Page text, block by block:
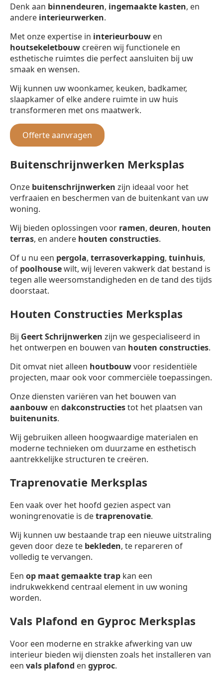
Denk aan binnendeuren, ingemaakte kasten, en
andere interieurwerken.
Met onze expertise in interieurbouw en
houtsekeletbouw creëren wij functionele en
esthetische ruimtes die perfect aansluiten bij uw
smaak en wensen.
Wij kunnen uw woonkamer, keuken, badkamer,
slaapkamer of elke andere ruimte in uw huis
transformeren met ons maatwerk.
Offerte aanvragen
Buitenschrijnwerken Merksplas
Onze buitenschrijnwerken zijn ideaal voor het
verfraaien en beschermen van de buitenkant van uw
woning.
Wij bieden oplossingen voor ramen, deuren, houten
terras, en andere houten constructies.
Of u nu een pergola, terrasoverkapping, tuinhuis,
of poolhousewilt, wij leveren vakwerk dat bestand is
tegen alle weersomstandigheden en de tand des tijds
doorstaat.
Houten Constructies Merksplas
Bij Geert Schrijnwerken zijn we gespecialiseerd in
het ontwerpen en bouwen van houten constructies.
Dit omvat niet alleen houtbouwvoor residentiële
projecten, maar ook voor commerciële toepassingen.
Onze diensten variëren van het bouwen van
aanbouw en dakconstructiestot het plaatsen van
buitenunits.
Wij gebruiken alleen hoogwaardige materialen en
moderne technieken om duurzame en esthetisch
aantrekkelijke structuren te creëren.
Traprenovatie Merksplas
Een vaak over het hoofd gezien aspect van
woningrenovatie is detraprenovatie.
Wij kunnen uw bestaande trap een nieuwe uitstraling
geven door deze te bekleden, te repareren of
volledig te vervangen.
Een op maat gemaakte trap kan een
indrukwekkend centraal element in uw woning
worden.
Vals Plafond en Gyproc Merksplas
Voor een moderne en strakke afwerking van uw
interieur bieden wij diensten zoals het installeren van
een vals plafond en gyproc.